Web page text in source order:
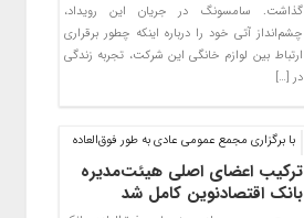
گذاشت. سامسونگ در جریان این رویداد،
چشم‌انداز آتی خود را درباره‌ اینکه چطور برقراری
ارتباط بین لوازم خانگی این شرکت، تجربه زندگی
در […]
با برگزاری مجمع عمومی عادی به طور فوق‌العاده
ترکیب اعضای اصلی هیئت‌مدیره
بانک اقتصادنوین کامل شد